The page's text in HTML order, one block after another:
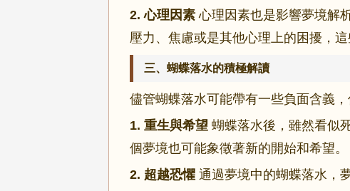
2. 心理因素 心理因素也是影響夢境解
壓力、焦慮或是其他心理上的困擾，
三、蝴蝶落水的積極解讀
儘管蝴蝶落水可能帶有一些負面含義
1. 重生與希望 蝴蝶落水後，雖然看似
個夢境也可能象徵著新的開始和希望。
2. 超越恐懼 通過夢境中的蝴蝶落水，